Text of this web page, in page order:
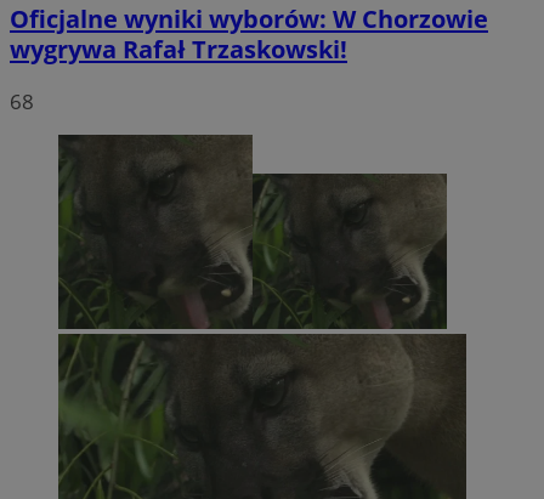
Oficjalne wyniki wyborów: W Chorzowie
wygrywa Rafał Trzaskowski!
68